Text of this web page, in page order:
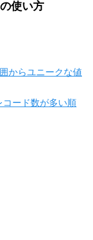
使い方
からユニークな値
コード数が多い順